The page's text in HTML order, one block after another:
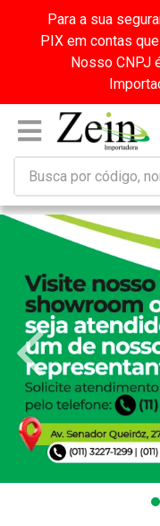
Para a sua
PIX em contas
Nosso CNPJ